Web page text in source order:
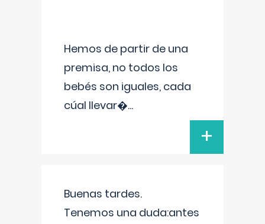
Hemos de partir de una
premisa, no todos los
bebés son iguales, cada
cúal llevar�...
+
Buenas tardes.
Tenemos una duda:antes